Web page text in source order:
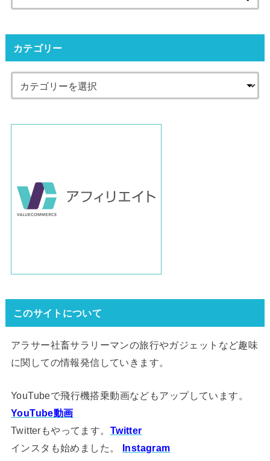
索:
カテゴリー
このサイトについて
アラサー社畜サラリーマンの旅行やガジェットなど趣味
に関しての情報発信していきます。
YouTubeで飛行機搭乗動画などもアップしています。
YouTube動画
Twitterもやってます。 Twitter
インスタも始めました。
Instagram